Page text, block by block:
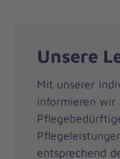
Unsere
Mit unserer
informieren wir
entsprechend